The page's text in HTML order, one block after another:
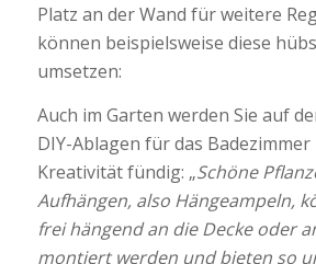
Platz an der Wand für weitere
können beispielsweise diese
umsetzen:
Auch im Garten werden Sie auf
DIY-Ablagen für das
Kreativität fündig: „Schöne
Aufhängen, also Hängeampeln,
frei hängend an die Decke oder
montiert werden und bieten so